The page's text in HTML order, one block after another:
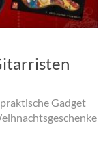
Gadget